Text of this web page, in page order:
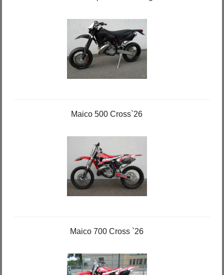
Maico 500 Cross`26
Maico 700 Cross `26